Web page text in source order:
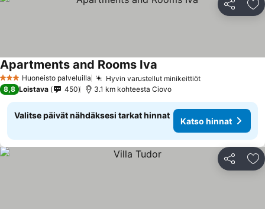
Jaa
3 Tähtiluokitus
Huoneisto palveluilla Hyvin varustellut minikeittiöt
Apartments and Rooms Iva
8,8 Loistava 450 3.1 km kohteesta Ciovo
Valitse päivät nähdäksesi tarkat hinnat
Katso hinnat
Jaa